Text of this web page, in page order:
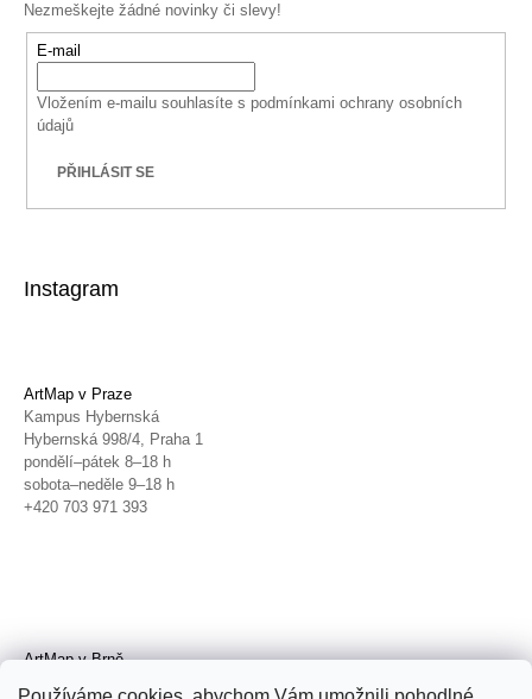
Nezmeškejte žádné novinky či slevy!
E-mail
Vložením e-mailu souhlasíte s podmínkami ochrany osobních
údajů
PŘIHLÁSIT SE
Instagram
ArtMap v Praze
Kampus Hybernská
Hybernská 998/4, Praha 1
pondělí–pátek 8–18 h
sobota–neděle 9–18 h
+420 703 971 393
ArtMap v Brně